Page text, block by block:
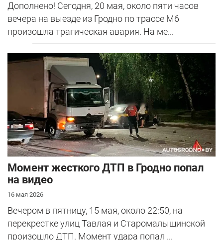
Дополнено! Сегодня, 20 мая, около пяти часов
вечера на выезде из Гродно по трассе М6
произошла трагическая авария. На ме...
Момент жесткого ДТП в Гродно попал
на видео
16 мая 2026
Вечером в пятницу, 15 мая, около 22:50, на
перекрестке улиц Тавлая и Старомалыщинской
произошло ДТП. Момент удара попал ...